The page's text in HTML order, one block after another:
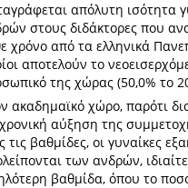
απόλυτη ισότητα
στους διδάκτορες που
χρόνο από τα ελληνικά
αποτελούν το
της χώρας (50,0% το
ακαδημαϊκό χώρο, παρότι
αύξηση της
τις βαθμίδες, οι γυναίκες
των ανδρών,
βαθμίδα, όπου το